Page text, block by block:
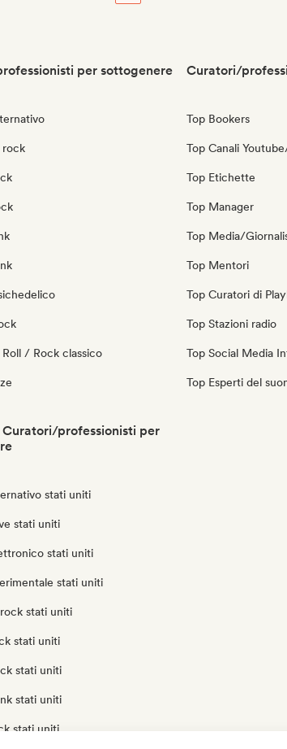
per sottogenere
rock
/ Rock classico
Curatori/
Top Bookers
Top Canali
Top Etichette
Top Manager
Top Media/
Top Mentori
Top Curatori di
Top Stazioni radio
Top Social Media
Top Esperti del
professionisti per
stati uniti
stati uniti
stati uniti
stati uniti
stati uniti
stati uniti
stati uniti
stati uniti
stati uniti